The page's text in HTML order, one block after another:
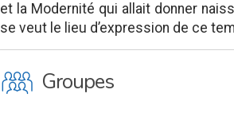
et la Modernité qui allait donner
se veut le lieu d’expression de ce
O Groupes